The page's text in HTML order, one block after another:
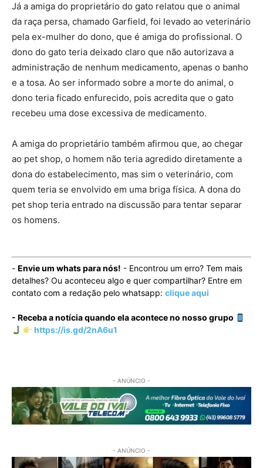
Já a amiga do proprietário do gato relatou que o animal
da raça persa, chamado Garfield, foi levado ao veterinário
pela ex-mulher do dono, que é amiga do profissional. O
dono do gato teria deixado claro que não autorizava a
administração de nenhum medicamento, apenas o banho
e a tosa. Ao ser informado sobre a morte do animal, o
dono teria ficado enfurecido, pois acredita que o gato
recebeu uma dose excessiva de medicamento.
A amiga do proprietário também afirmou que, ao chegar
ao pet shop, o homem não teria agredido diretamente a
dona do estabelecimento, mas sim o veterinário, com
quem teria se envolvido em uma briga física. A dona do
pet shop teria entrado na discussão para tentar separar
os homens.
- Envie um whats para nós! - Encontrou um erro? Tem mais
detalhes? Ou aconteceu algo e quer compartilhar? Entre em
contato com a redação pelo whatsapp: clique aqui
- Receba a notícia quando ela acontece no nosso grupo
https://is.gd/2nA6u1
- ANÚNCIO -
- ANÚNCIO -